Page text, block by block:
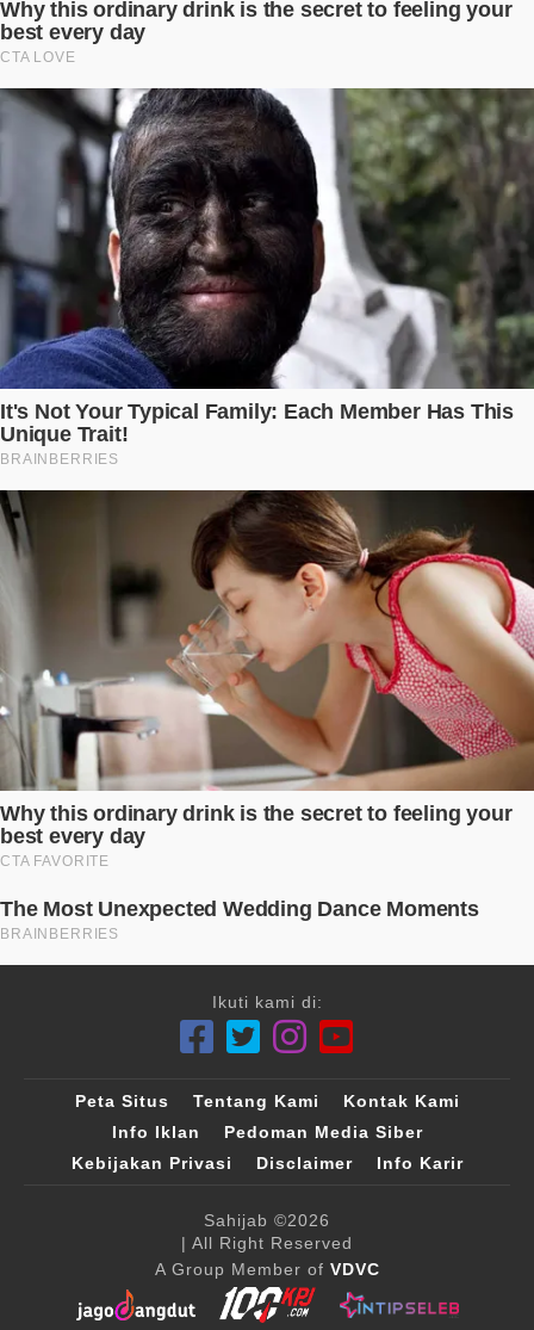
Ikuti kami di:
Peta Situs Tentang Kami
Kontak Kami
Info Iklan
Pedoman Media Siber
Kebijakan Privasi
Disclaimer Info Karir
Sahijab ©2026
| All Right Reserved
A Group Member of VDVC